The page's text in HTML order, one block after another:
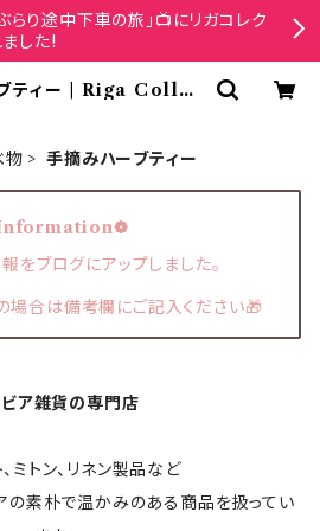
らり途中下車の旅」📺にリガコレク
した!
ティー | Riga Collec
物 手摘みハーブティー
ブログにアップしました。
場合は備考欄にご記入ください🎁
ア雑貨の専門店
ミトン、リネン製品など
の素朴で温かみのある商品を扱ってい